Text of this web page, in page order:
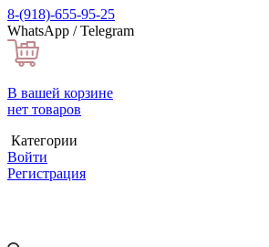
8-(918)-655-95-25
WhatsApp / Telegram
В вашей корзине
нет товаров
Категории
Войти
Регистрация